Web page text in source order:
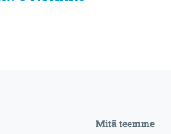
Mitä teemme